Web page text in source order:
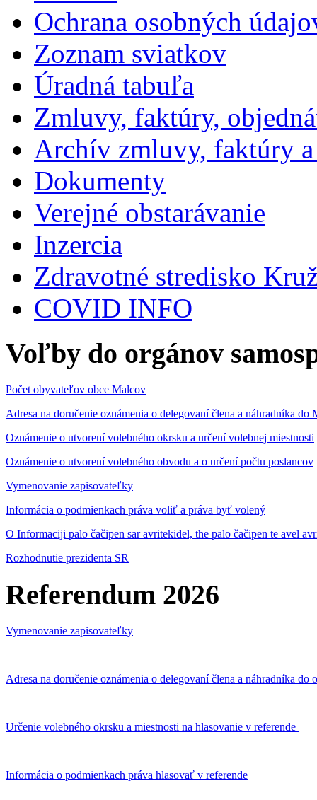
Ochrana osobných
Zoznam sviatkov
Úradná tabuľa
Zmluvy, faktúry,
Archív zmluvy, faktúry
Dokumenty
Verejné obstarávanie
Inzercia
Zdravotné stredisko
COVID INFO
Voľby do orgánov
Počet obyvateľov obce Malcov
Adresa na doručenie oznámenia o delegovaní člena a náhradníka
Oznámenie o utvorení volebného okrsku a určení volebnej miestnosti
Oznámenie o utvorení volebného obvodu a o určení počtu poslancov
Vymenovanie zapisovateľky
Informácia o podmienkach práva voliť a práva byť volený
O Informaciji palo čačipen sar avritekidel, the palo čačipen te avel
Rozhodnutie prezidenta SR
Referendum 2026
Vymenovanie zapisovateľky
Adresa na doručenie oznámenia o delegovaní člena a náhradníka
Určenie volebného okrsku a miestnosti na hlasovanie v referende
Informácia o podmienkach práva hlasovať v referende